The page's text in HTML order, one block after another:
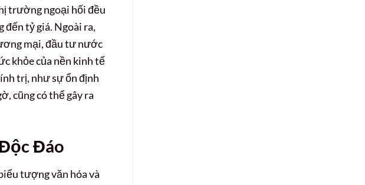
trường ngoại hối đều
đến tỷ giá. Ngoài ra,
mại, đầu tư nước
khỏe của nền kinh tế
trị, như sự ổn định
cũng có thể gây ra
Đáo
tượng văn hóa và